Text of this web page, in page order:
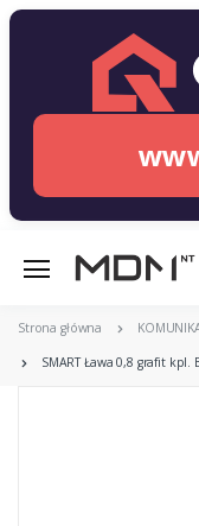
Strona główna
SMART Ława 0,8 grafit kpl.